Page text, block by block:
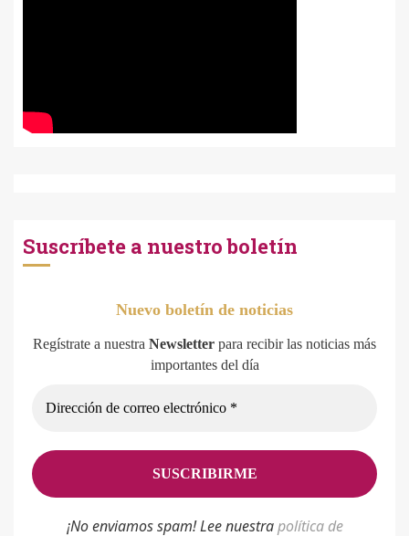
Suscríbete a nuestro boletín
Nuevo boletín de noticias
Regístrate a nuestra Newsletter para recibir las noticias más
importantes del día
¡No enviamos spam! Lee nuestrapolítica de